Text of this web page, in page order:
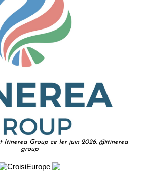
Itinerea Group ce 1er juin 2026. @itinerea
group